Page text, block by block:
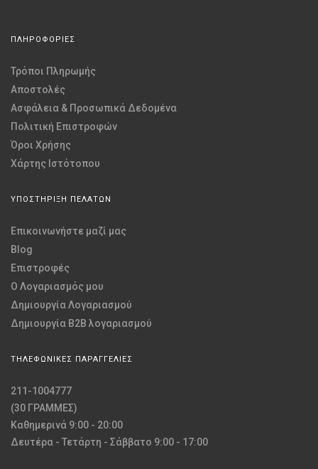
ΠΛΗΡΟΦΟΡΙΕΣ
Τρόποι Πληρωμής
Αποστολές
Ασφάλεια & Προσωπικά Δεδομένα
Πολιτική Επιστροφών
Όροι Χρήσης
Χάρτης Ιστότοπου
ΥΠΟΣΤΗΡΙΞΗ ΠΕΛΑΤΩΝ
Επικοινωνήστε μαζί μας
Blog
Επιστροφές
O Λογαριασμός μου
Δημιουργία Λογαριασμού
Δημιουργία B2B λογαριασμού
ΤΗΛΕΦΩΝΙΚΕΣ ΠΑΡΑΓΓΕΛΙΕΣ
211-1004777
(30 ΓΡΑΜΜΕΣ)
Καθημερινά 9:00 - 20:00
Δευτέρα - Τετάρτη - Σάββατο 9:00 - 17:00